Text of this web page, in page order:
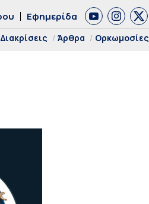
Εφημερίδα
Διακρίσεις Άρθρα Ορκωμοσίες